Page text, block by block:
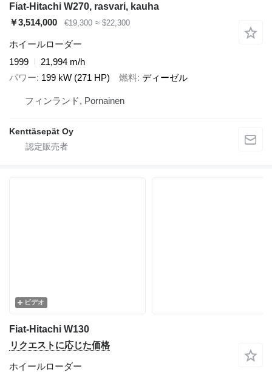
Fiat-Hitachi W270, rasvari, kauha
￥3,514,000
€19,300 ≈ $22,300
ホイールローダー
1999
21,994 m/h
パワー 199 kW (271 HP) 燃料 ディーゼル
フィンランド, Pornainen
Kenttäsepät Oy
ビデオ
Fiat-Hitachi W130
リクエストに応じた価格
ホイールローダー